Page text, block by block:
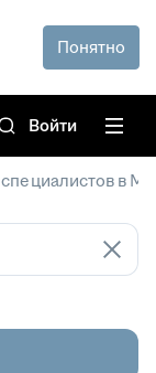
Понятно
Войти
в